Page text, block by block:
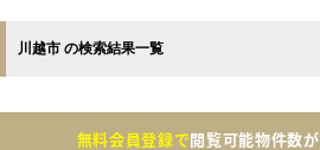
川越市 の検索結果一覧
無料会員登録で閲覧可能物件数が